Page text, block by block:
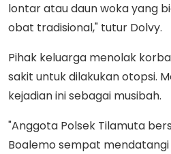
lontar atau daun woka yang
obat tradisional," tutur Dolvy.
Pihak keluarga menolak
sakit untuk dilakukan otopsi.
kejadian ini sebagai musibah.
"Anggota Polsek Tilamuta
Boalemo sempat